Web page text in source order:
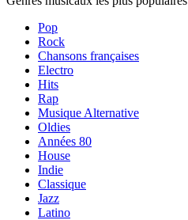
Pop
Rock
Chansons françaises
Electro
Hits
Rap
Musique Alternative
Oldies
Années 80
House
Indie
Classique
Jazz
Latino